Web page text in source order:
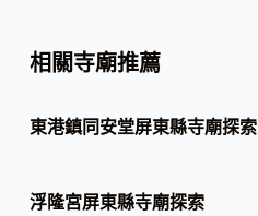
相關寺廟推薦
東港鎮同安堂屏東縣寺廟探索
浮隆宮屏東縣寺廟探索